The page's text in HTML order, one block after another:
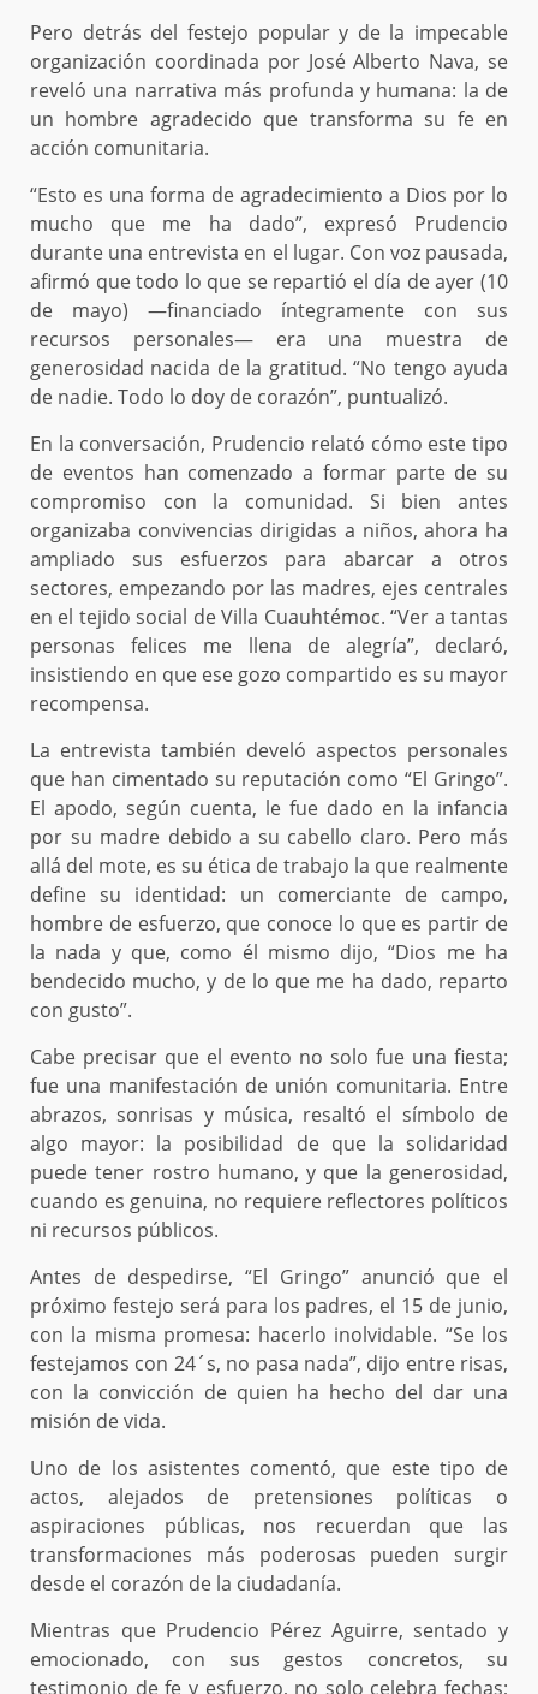
Pero detrás del festejo popular y de la impecable
organización coordinada por José Alberto Nava, se
reveló una narrativa más profunda y humana: la de
un hombre agradecido que transforma su fe en
acción comunitaria.
“Esto es una forma de agradecimiento a Dios por lo
mucho que me ha dado”, expresó Prudencio
durante una entrevista en el lugar. Con voz pausada,
afirmó que todo lo que se repartió el día de ayer (10
de mayo) —financiado íntegramente con sus
recursos personales— era una muestra de
generosidad nacida de la gratitud. “No tengo ayuda
de nadie. Todo lo doy de corazón”, puntualizó.
En la conversación, Prudencio relató cómo este tipo
de eventos han comenzado a formar parte de su
compromiso con la comunidad. Si bien antes
organizaba convivencias dirigidas a niños, ahora ha
ampliado sus esfuerzos para abarcar a otros
sectores, empezando por las madres, ejes centrales
en el tejido social de Villa Cuauhtémoc. “Ver a tantas
personas felices me llena de alegría”, declaró,
insistiendo en que ese gozo compartido es su mayor
recompensa.
La entrevista también develó aspectos personales
que han cimentado su reputación como “El Gringo”.
El apodo, según cuenta, le fue dado en la infancia
por su madre debido a su cabello claro. Pero más
allá del mote, es su ética de trabajo la que realmente
define su identidad: un comerciante de campo,
hombre de esfuerzo, que conoce lo que es partir de
la nada y que, como él mismo dijo, “Dios me ha
bendecido mucho, y de lo que me ha dado, reparto
con gusto”.
Cabe precisar que el evento no solo fue una fiesta;
fue una manifestación de unión comunitaria. Entre
abrazos, sonrisas y música, resaltó el símbolo de
algo mayor: la posibilidad de que la solidaridad
puede tener rostro humano, y que la generosidad,
cuando es genuina, no requiere reflectores políticos
ni recursos públicos.
Antes de despedirse, “El Gringo” anunció que el
próximo festejo será para los padres, el 15 de junio,
con la misma promesa: hacerlo inolvidable. “Se los
festejamos con 24´s, no pasa nada”, dijo entre risas,
con la convicción de quien ha hecho del dar una
misión de vida.
Uno de los asistentes comentó, que este tipo de
actos, alejados de pretensiones políticas o
aspiraciones públicas, nos recuerdan que las
transformaciones más poderosas pueden surgir
desde el corazón de la ciudadanía.
Mientras que Prudencio Pérez Aguirre, sentado y
emocionado, con sus gestos concretos, su
testimonio de fe y esfuerzo, no solo celebra fechas;